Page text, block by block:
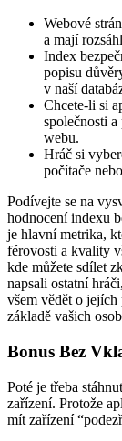
Webové
a mají
Index
popisu
v naší
Chcete-li si
společnosti
webu.
Hráč si
počítače
Podívejte se na
hodnocení indexu
je hlavní metrika,
férovosti a kvality
kde můžete sdílet
napsali ostatní
všem vědět o
základě vašich
Bonus Bez
Poté je třeba
zařízení. Protože
mít zařízení